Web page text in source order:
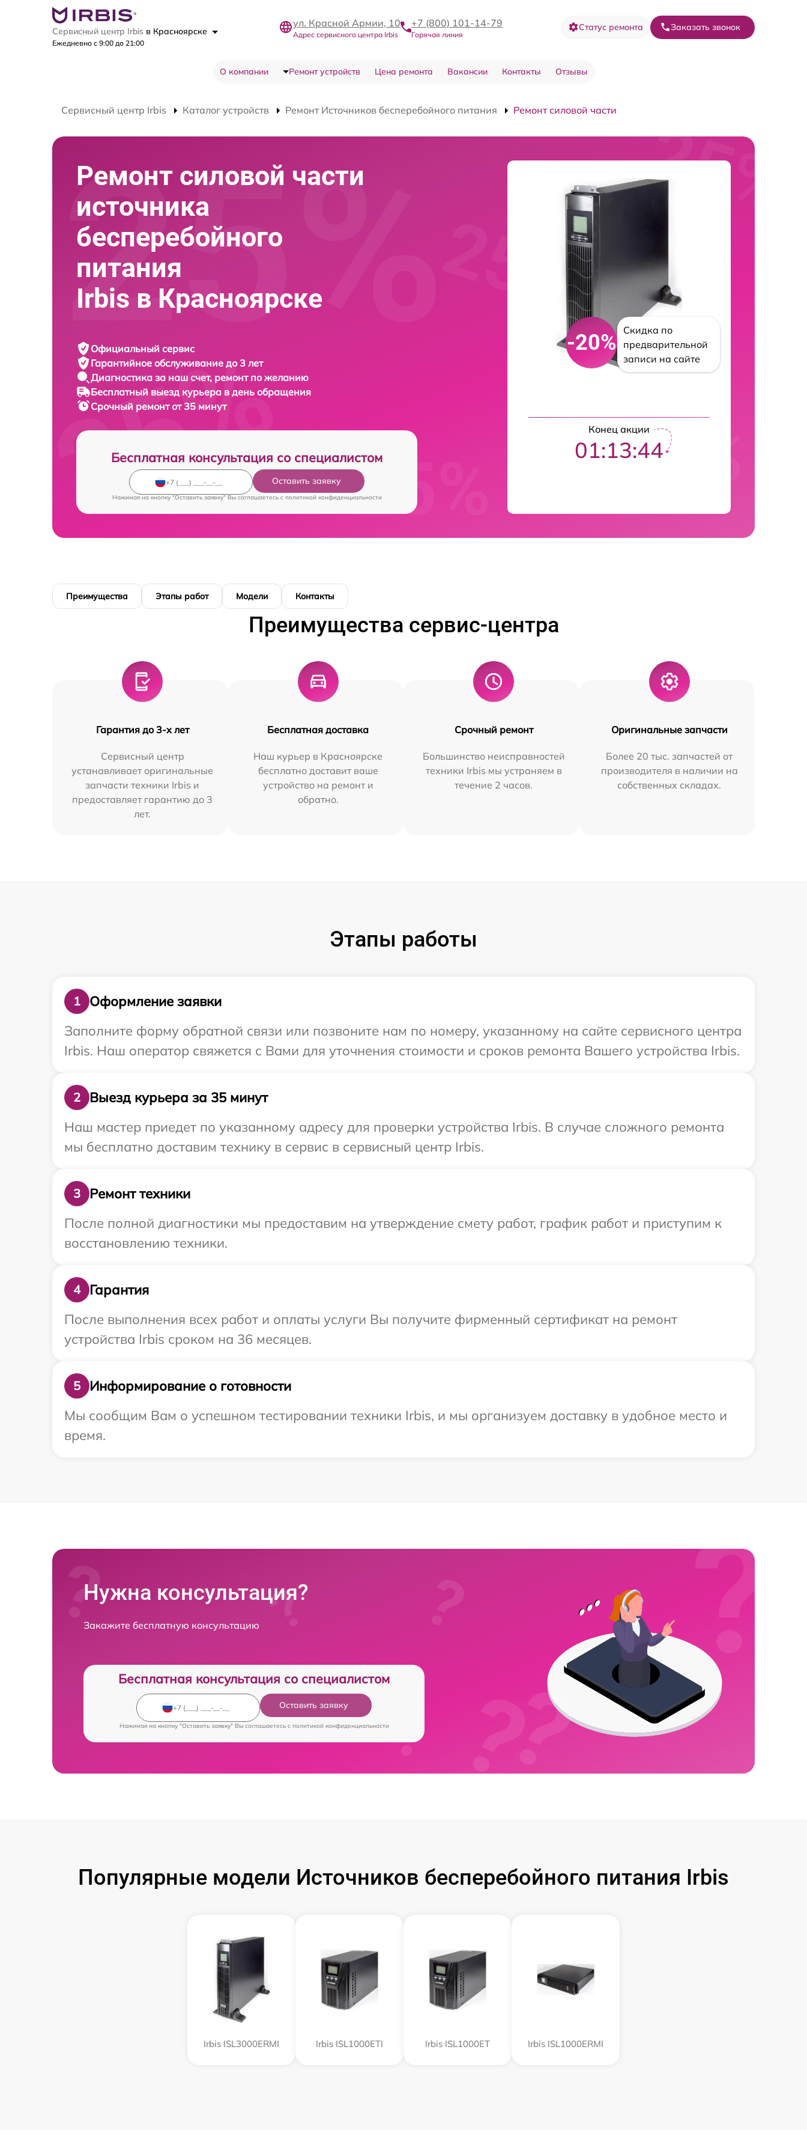
Сервисный центр Irbis в Красноярске
Ежедневно с 9:00 до 21:00
ул. Красной Армии, 10
Адрес сервисного центра Irbis
+7 (800) 101-14-79
Горячая линия
Статус ремонта Заказать звонок
О компании Ремонт устройств Цена ремонта Вакансии Контакты Отзывы
Сервисный центр Irbis Каталог устройств Ремонт Источников бесперебойного питания Ремонт силовой части
Ремонт силовой части
источника
бесперебойного
питания
Irbis в Красноярске
Официальный сервис
Гарантийное обслуживание до 3 лет
Диагностика за наш счет, ремонт по желанию
Бесплатный выезд курьера в день обращения
Срочный ремонтот 35 минут
Бесплатная консультация со специалистом
Оставить заявку
Нажимая на кнопку "Оставить заявку" Вы соглашаетесь c политикой конфиденциальности
-20%
Скидка по
предварительной
записи на сайте
Конец акции
01:13:43
Преимущества Этапы работ Модели Контакты
Преимущества сервис-центра
Гарантия до 3-х лет
Сервисный центр
устанавливает оригинальные
запчасти техники Irbis и
предоставляет гарантию до 3
лет.
Бесплатная доставка
Наш курьер в Красноярске
бесплатно доставит ваше
устройство на ремонт и
обратно.
Срочный ремонт
Большинство неисправностей
техники Irbis мы устраняем в
течение 2 часов.
Оригинальные запчасти
Более 20 тыс. запчастей от
производителя в наличии на
собственных складах.
Этапы работы
1
Оформление заявки
Заполните форму обратной связи или позвоните нам по номеру, указанному на сайте сервисного центра
Irbis. Наш оператор свяжется с Вами для уточнения стоимости и сроков ремонта Вашего устройства Irbis.
2
Выезд курьера за 35 минут
Наш мастер приедет по указанному адресу для проверки устройства Irbis. В случае сложного ремонта
мы бесплатно доставим технику в сервис в сервисный центр Irbis.
3
Ремонт техники
После полной диагностики мы предоставим на утверждение смету работ, график работ и приступим к
восстановлению техники.
4
Гарантия
После выполнения всех работ и оплаты услуги Вы получите фирменный сертификат на ремонт
устройства Irbis сроком на 36 месяцев.
5
Информирование о готовности
Мы сообщим Вам о успешном тестировании техники Irbis, и мы организуем доставку в удобное место и
время.
Нужна консультация?
Закажите бесплатную консультацию
Бесплатная консультация со специалистом
Оставить заявку
Нажимая на кнопку "Оставить заявку" Вы соглашаетесь c политикой конфиденциальности
Популярные модели Источников бесперебойного питания Irbis
Irbis ISL3000ERMI Irbis ISL1000ETI Irbis ISL1000ET Irbis ISL1000ERMI